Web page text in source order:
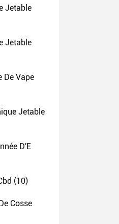
Jetable
Jetable
De Vape
Jetable
D'E
(10)
Cosse